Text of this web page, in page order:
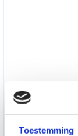
Toestemming